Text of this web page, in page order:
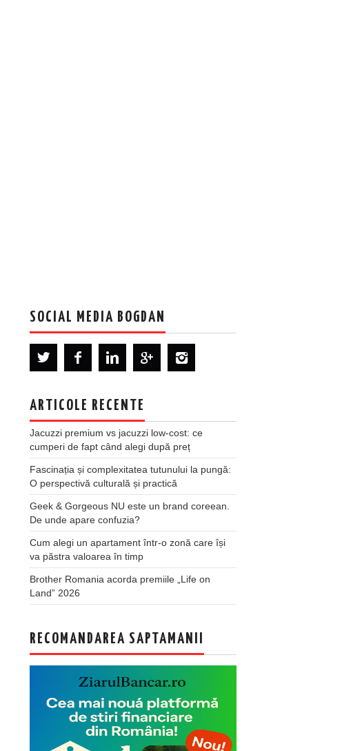
SOCIAL MEDIA BOGDAN
ARTICOLE RECENTE
Jacuzzi premium vs jacuzzi low-cost: ce
cumperi de fapt când alegi după preț
Fascinația și complexitatea tutunului la pungă:
O perspectivă culturală și practică
Geek & Gorgeous NU este un brand coreean.
De unde apare confuzia?
Cum alegi un apartament într-o zonă care își
va păstra valoarea în timp
Brother Romania acorda premiile „Life on
Land” 2026
RECOMANDAREA SAPTAMANII